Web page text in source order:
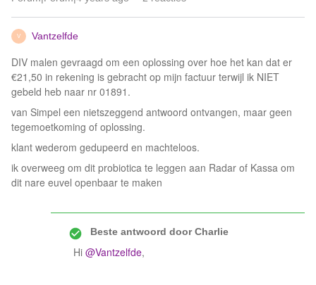
V Vantzelfde
DIV malen gevraagd om een oplossing over hoe het kan dat er
€21,50 in rekening is gebracht op mijn factuur terwijl ik NIET
gebeld heb naar nr 01891.
van Simpel een nietszeggend antwoord ontvangen, maar geen
tegemoetkoming of oplossing.
klant wederom gedupeerd en machteloos.
ik overweeg om dit probiotica te leggen aan Radar of Kassa om
dit nare euvel openbaar te maken
Beste antwoord doorCharlie
Hi @Vantzelfde,